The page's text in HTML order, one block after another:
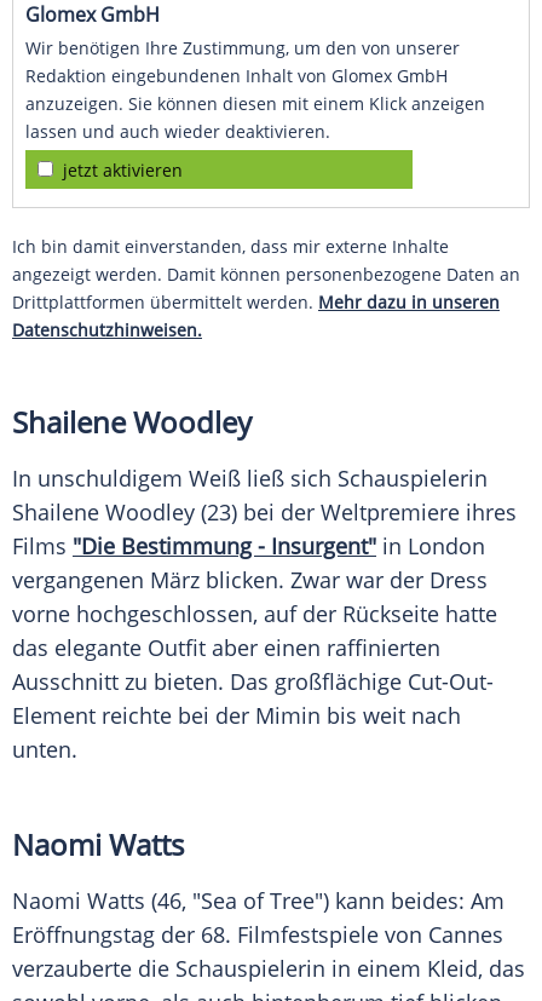
Glomex GmbH
Wir benötigen Ihre Zustimmung, um den von unserer
Redaktion eingebundenen Inhalt von Glomex GmbH
anzuzeigen. Sie können diesen mit einem Klick anzeigen
lassen und auch wieder deaktivieren.
jetzt aktivieren
Ich bin damit einverstanden, dass mir externe Inhalte
angezeigt werden. Damit können personenbezogene Daten an
Drittplattformen übermittelt werden. Mehr dazu in unseren
Datenschutzhinweisen.
Shailene Woodley
In unschuldigem Weiß ließ sich Schauspielerin
Shailene Woodley (23) bei der Weltpremiere ihres
Films "Die Bestimmung - Insurgent" in London
vergangenen März blicken. Zwar war der Dress
vorne hochgeschlossen, auf der Rückseite hatte
das elegante Outfit aber einen raffinierten
Ausschnitt zu bieten. Das großflächige Cut-Out-
Element reichte bei der Mimin bis weit nach
unten.
Naomi Watts
Naomi Watts (46, "Sea of Tree") kann beides: Am
Eröffnungstag der 68. Filmfestspiele von Cannes
verzauberte die Schauspielerin in einem Kleid, das